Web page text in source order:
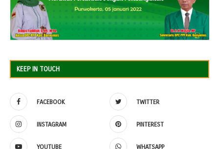
KEEP IN TOUCH
FACEBOOK TWITTER
INSTAGRAM PINTEREST
YOUTUBE WHATSAPP